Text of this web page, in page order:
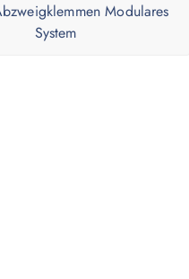
Modulares
System